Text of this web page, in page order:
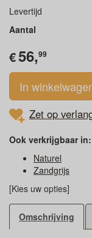
Levertijd
Aantal
€56,99
In
Zet op
Ook verkrijgbaar in:
Naturel
Zandgrijs
[Kies uw opties]
Omschrijving